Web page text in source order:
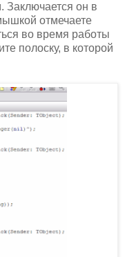
Заключается он в
отмечаете
во время работы
полоску, в которой